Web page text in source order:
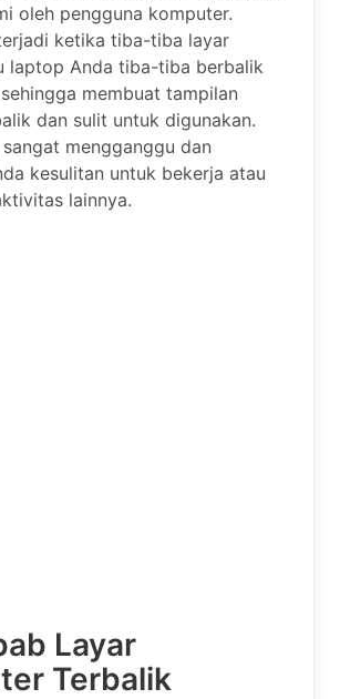
oleh pengguna komputer.
ketika tiba-tiba layar
laptop Anda tiba-tiba berbalik
membuat tampilan
dan sulit untuk digunakan.
mengganggu dan
kesulitan untuk bekerja atau
lainnya.
Layar
Terbalik